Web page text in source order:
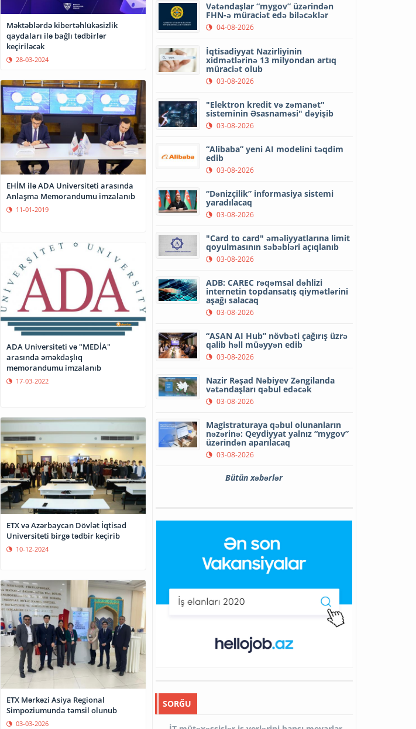
Məktəblərdə kibertəhlükəsizlik
qaydaları ilə bağlı tədbirlər
keçiriləcək
28-03-2024
EHİM ilə ADA Universiteti arasında
Anlaşma Memorandumu imzalanıb
11-01-2019
ADA Universiteti və "MEDİA"
arasında əməkdaşlıq
memorandumu imzalanıb
17-03-2022
ETX və Azərbaycan Dövlət İqtisad
Universiteti birgə tədbir keçirib
10-12-2024
ETX Mərkəzi Asiya Regional
Simpoziumunda təmsil olunub
03-03-2026
Vətəndaşlar “mygov” üzərindən
FHN-ə müraciət edə biləcəklər
04-08-2026
İqtisadiyyat Nazirliyinin
xidmətlərinə 13 milyondan artıq
müraciət olub
03-08-2026
"Elektron kredit və zəmanət"
sisteminin Əsasnaməsi" dəyişib
03-08-2026
“Alibaba” yeni AI modelini təqdim
edib
03-08-2026
“Dənizçilik” informasiya sistemi
yaradılacaq
03-08-2026
"Card to card" əməliyyatlarına limit
qoyulmasının səbəbləri açıqlanıb
03-08-2026
ADB: CAREC rəqəmsal dəhlizi
internetin topdansatış qiymətlərini
aşağı salacaq
03-08-2026
“ASAN AI Hub” növbəti çağırış üzrə
qalib həll müəyyən edib
03-08-2026
Nazir Rəşad Nəbiyev Zəngilanda
vətəndaşları qəbul edəcək
03-08-2026
Magistraturaya qəbul olunanların
nəzərinə: Qeydiyyat yalnız “mygov”
üzərindən aparılacaq
03-08-2026
Bütün xəbərlər
SORĞU